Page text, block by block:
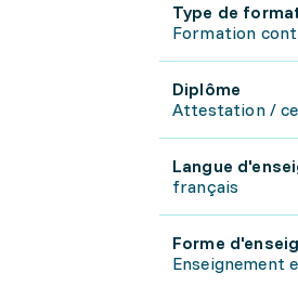
Type de
Formation
Diplôme
Attestation /
Langue
français
Forme
Enseignement